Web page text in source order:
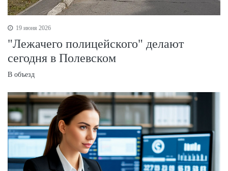
19 июня 2026
"Лежачего полицейского" делают
сегодня в Полевском
В объезд